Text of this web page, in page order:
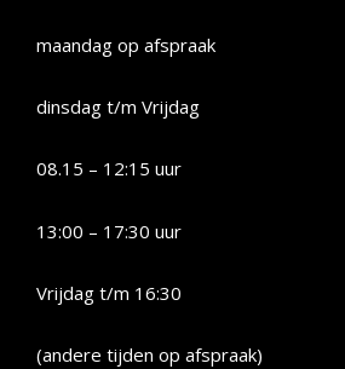
maandag op afspraak
dinsdag t/m Vrijdag
08.15 – 12:15 uur
13:00 – 17:30 uur
Vrijdag t/m 16:30
(andere tijden op afspraak)